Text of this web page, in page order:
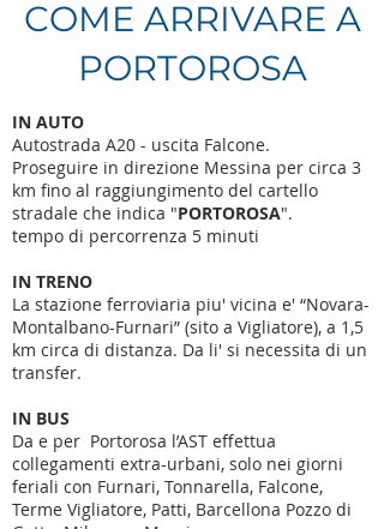
COME ARRIVARE A
PORTOROSA
IN AUTO
Autostrada A20 - uscita Falcone.
Proseguire in direzione Messina per circa 3
km fino al raggiungimento del cartello
stradale che indica "PORTOROSA".
tempo di percorrenza 5 minuti
IN TRENO
La stazione ferroviaria piu' vicina e' “Novara-
Montalbano-Furnari” (sito a Vigliatore), a 1,5
km circa di distanza. Da li' si necessita di un
transfer.
IN BUS
Da e per Portorosa l’AST effettua
collegamenti extra-urbani, solo nei giorni
feriali con Furnari, Tonnarella, Falcone,
Terme Vigliatore, Patti, Barcellona Pozzo di